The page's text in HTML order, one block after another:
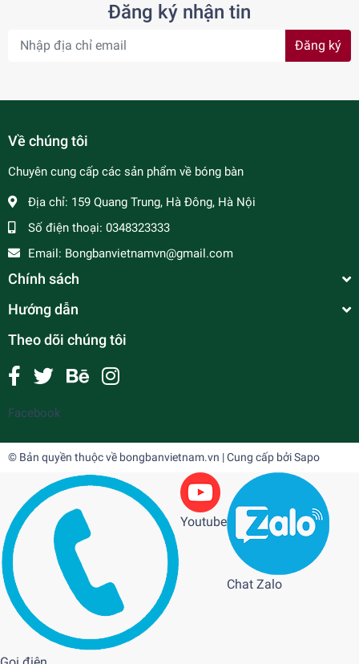
Đăng ký nhận tin
Đăng ký
Về chúng tôi
Chuyên cung cấp các sản phẩm về bóng bàn
Địa chỉ: 159 Quang Trung, Hà Đông, Hà Nội
Số điện thoại: 0348323333
Email: Bongbanvietnamvn@gmail.com
Chính sách
Hướng dẫn
Theo dõi chúng tôi
Facebook
© Bản quyền thuộc về bongbanvietnam.vn | Cung cấp bởiSapo
Youtube
Chat Zalo